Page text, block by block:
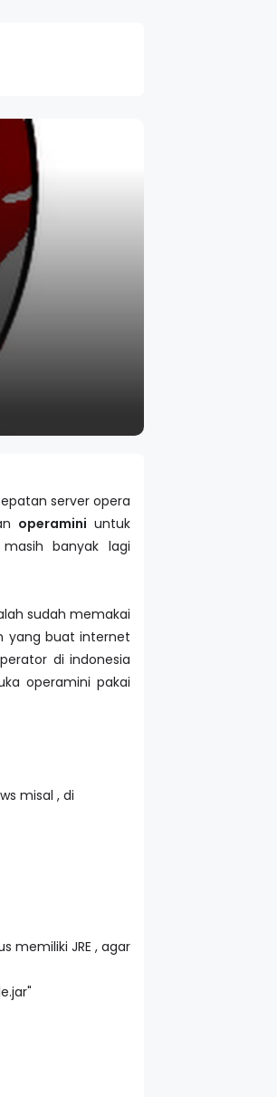
server opera
operamini untuk
banyak lagi
sudah memakai
yang buat internet
di indonesia
operamini pakai
misal , di
memiliki JRE , agar